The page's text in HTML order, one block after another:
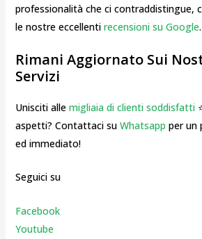
professionalità che ci contraddistingue,
le nostre eccellenti recensioni su Google.
Rimani Aggiornato Sui
Servizi
Unisciti alle migliaia di clienti soddisfatti
aspetti? Contattaci su Whatsapp per un
ed immediato!
Seguici su
Facebook
Youtube